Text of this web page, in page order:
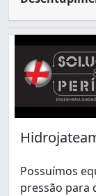
Agulha
Marambaia
São Brás (1)
Possuímos
pressão para